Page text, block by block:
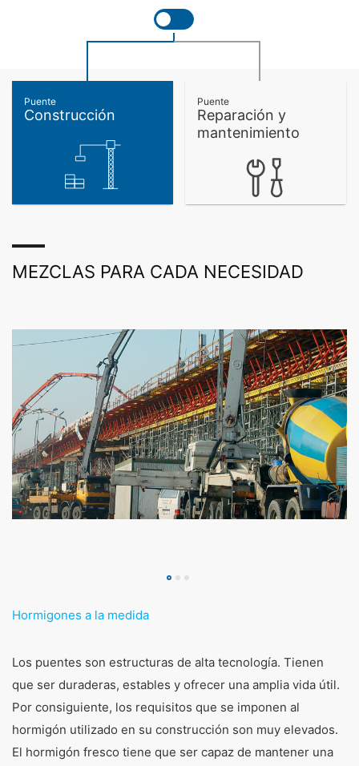
Puente
Construcción
Puente
Reparación y
mantenimiento
MEZCLAS PARA CADA NECESIDAD
Hormigones a la medida
Los puentes son estructuras de alta tecnología. Tienen
que ser duraderas, estables y ofrecer una amplia vida útil.
Por consiguiente, los requisitos que se imponen al
hormigón utilizado en su construcción son muy elevados.
El hormigón fresco tiene que ser capaz de mantener una